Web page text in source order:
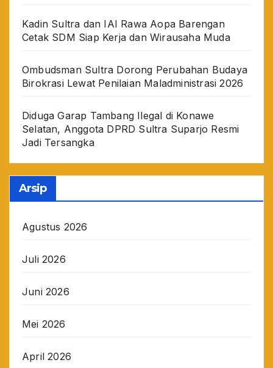
Kadin Sultra dan IAI Rawa Aopa Barengan
Cetak SDM Siap Kerja dan Wirausaha Muda
Ombudsman Sultra Dorong Perubahan Budaya
Birokrasi Lewat Penilaian Maladministrasi 2026
Diduga Garap Tambang Ilegal di Konawe
Selatan, Anggota DPRD Sultra Suparjo Resmi
Jadi Tersangka
Arsip
Agustus 2026
Juli 2026
Juni 2026
Mei 2026
April 2026